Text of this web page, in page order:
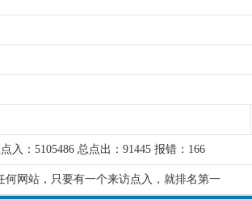
入：5105486 总点出：91445 报错：166
何网站，只要有一个来访点入，就排名第一